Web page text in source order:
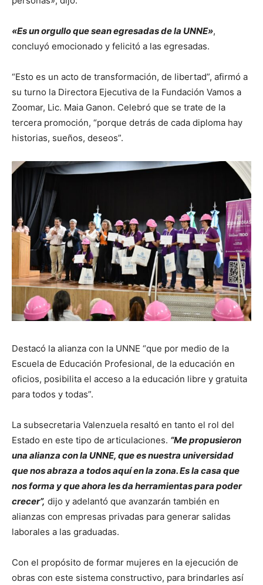
«Es un orgullo que sean egresadas de la UNNE»,
concluyó emocionado y felicitó a las egresadas.
“Esto es un acto de transformación, de libertad”, afirmó a
su turno la Directora Ejecutiva de la Fundación Vamos a
Zoomar, Lic. Maia Ganon. Celebró que se trate de la
tercera promoción, “porque detrás de cada diploma hay
historias, sueños, deseos”.
Destacó la alianza con la UNNE “que por medio de la
Escuela de Educación Profesional, de la educación en
oficios, posibilita el acceso a la educación libre y gratuita
para todos y todas”.
La subsecretaria Valenzuela resaltó en tanto el rol del
Estado en este tipo de articulaciones. “Me propusieron
una alianza con la UNNE, que es nuestra universidad
que nos abraza a todos aquí en la zona. Es la casa que
nos forma y que ahora les da herramientas para poder
crecer”, dijo y adelantó que avanzarán también en
alianzas con empresas privadas para generar salidas
laborales a las graduadas.
Con el propósito de formar mujeres en la ejecución de
obras con este sistema constructivo, para brindarles así